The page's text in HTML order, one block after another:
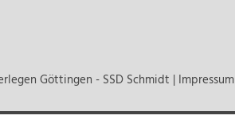
Göttingen - SSD Schmidt | Impressum